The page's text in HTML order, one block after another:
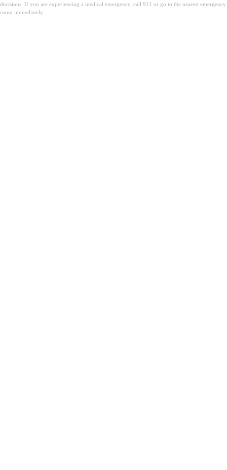
decisions. If you are experiencing a medical emergency, call 911 or go to the nearest emergency
room immediately.